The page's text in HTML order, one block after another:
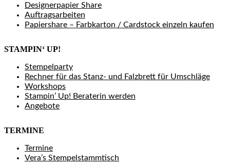
Designerpapier Share
Auftragsarbeiten
Papiershare – Farbkarton / Cardstock einzeln kaufen
STAMPIN‘ UP!
Stempelparty
Rechner für das Stanz- und Falzbrett für Umschläge
Workshops
Stampin’ Up! Beraterin werden
Angebote
TERMINE
Termine
Vera’s Stempelstammtisch